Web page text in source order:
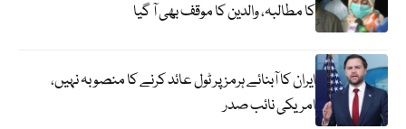
کا مطالبہ، والدین کا موقف بھی آ گیا
ایران کا آبنائے ہرمز پر ٹول عائد کرنے کا منصوبہ نہیں،
امریکی نائب صدر